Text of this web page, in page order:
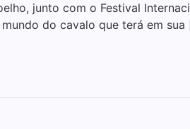
junto com o Festival
do cavalo que terá em